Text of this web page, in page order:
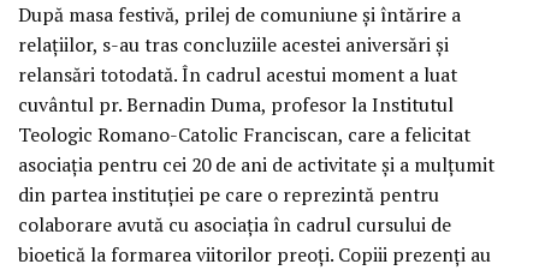
După masa festivă, prilej de comuniune și întărire a
relațiilor, s-au tras concluziile acestei aniversări și
relansări totodată. În cadrul acestui moment a luat
cuvântul pr. Bernadin Duma, profesor la Institutul
Teologic Romano-Catolic Franciscan, care a felicitat
asociația pentru cei 20 de ani de activitate și a mulțumit
din partea instituției pe care o reprezintă pentru
colaborare avută cu asociația în cadrul cursului de
bioetică la formarea viitorilor preoți. Copiii prezenți au